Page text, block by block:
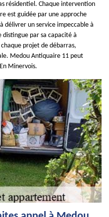
résidentiel. Chaque intervention
est guidée par une approche
délivrer un service impeccable à
par sa capacité à
projet de débarras,
Medou Antiquaire 11 peut
Minervois.